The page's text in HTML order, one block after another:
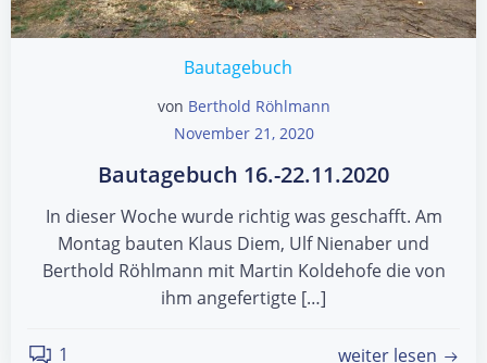
Bautagebuch
von Berthold Röhlmann
November 21, 2020
Bautagebuch 16.-22.11.2020
In dieser Woche wurde richtig was geschafft. Am
Montag bauten Klaus Diem, Ulf Nienaber und
Berthold Röhlmann mit Martin Koldehofe die von
ihm angefertigte […]
1 weiter lesen